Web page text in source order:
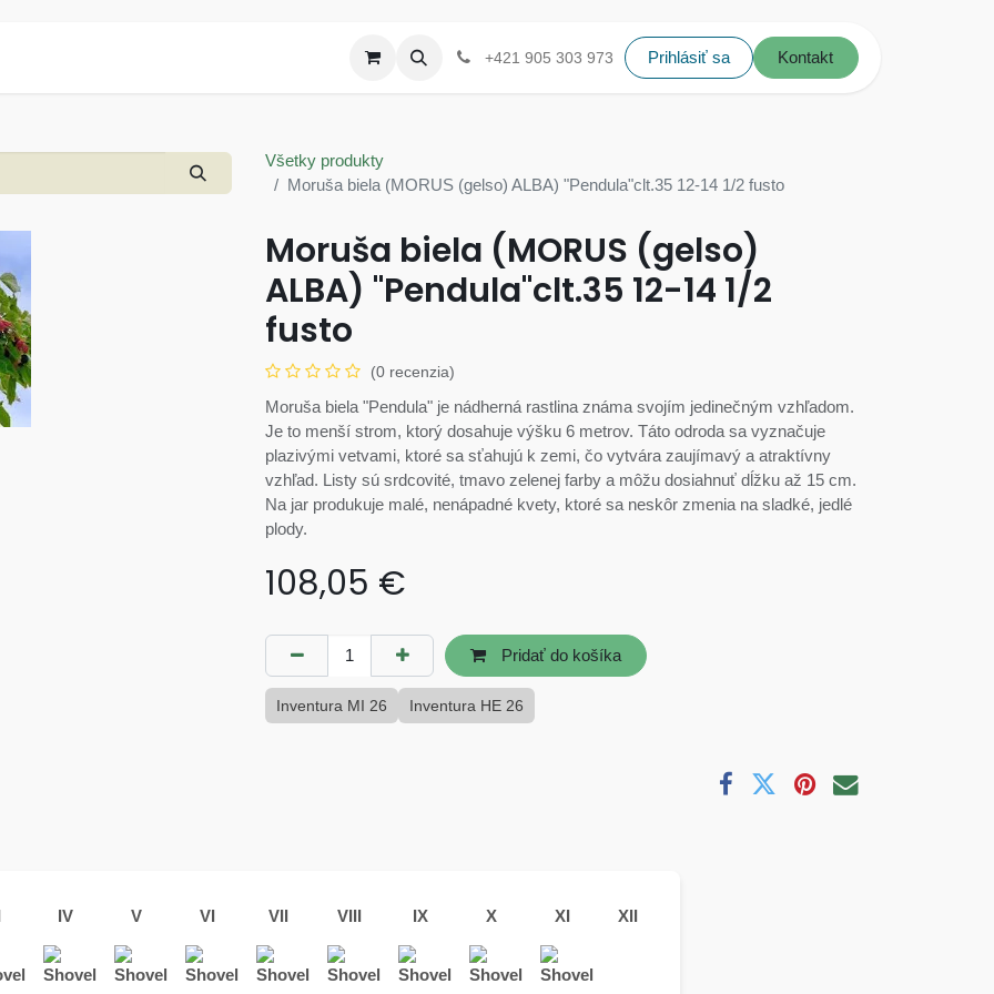
+421 905 303 973 Prihlásiť sa Kontakt
Všetky produkty
Moruša biela (MORUS (gelso) ALBA) "Pendula"clt.35 12-14 1/2 fusto
Moruša biela (MORUS (gelso)
ALBA) "Pendula"clt.35 12-14 1/2
fusto
(0 recenzia)
Moruša biela "Pendula" je nádherná rastlina známa svojím jedinečným vzhľadom.
Je to menší strom, ktorý dosahuje výšku 6 metrov. Táto odroda sa vyznačuje
plazivými vetvami, ktoré sa sťahujú k zemi, čo vytvára zaujímavý a atraktívny
vzhľad. Listy sú srdcovité, tmavo zelenej farby a môžu dosiahnuť dĺžku až 15 cm.
Na jar produkuje malé, nenápadné kvety, ktoré sa neskôr zmenia na sladké, jedlé
plody.
108,05 €
Pridať do košíka
Inventura MI 26 Inventura HE 26
IV V VI VII VIII IX X XI XII